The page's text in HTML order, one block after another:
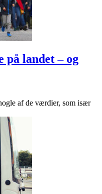
på landet – og
af de værdier, som især